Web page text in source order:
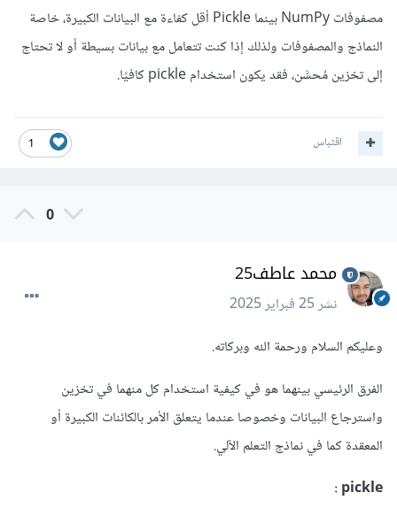
مصفوفات NumPy بينما Pickle أقل كفاءة مع البيانات الكبيرة، خاصة
النماذج والمصفوفات ولذلك إذا كنت تتعامل مع بيانات بسيطة أو لا تحتاج
إلى تخزين مُحسَّن، فقد يكون استخدام pickle كافيًا.
1 اقتباس
0
محمد عاطف25
نشر25 فبراير 2025
وعليكم السلام ورحمة الله وبركاته.
الفرق الرئيسي بينهما هو في كيفية استخدام كل منهما في تخزين
واسترجاع البيانات وخصوصا عندما يتعلق الأمر بالكائنات الكبيرة أو
المعقدة كما في نماذج التعلم الآلي.
pickle
: